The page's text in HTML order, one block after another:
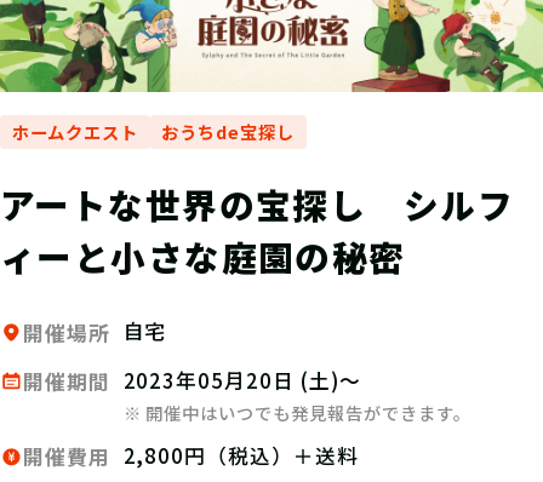
ホームクエスト おうちde宝探し
アートな世界の宝探し シルフ
ィーと小さな庭園の秘密
開催場所 自宅
開催期間
2023年05月20日 (土)～
※ 開催中はいつでも発見報告ができます。
開催費用
2,800円（税込）＋送料